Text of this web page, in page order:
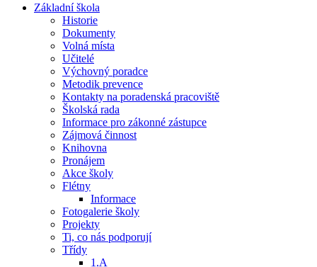
Základní škola
Historie
Dokumenty
Volná místa
Učitelé
Výchovný poradce
Metodik prevence
Kontakty na poradenská pracoviště
Školská rada
Informace pro zákonné zástupce
Zájmová činnost
Knihovna
Pronájem
Akce školy
Flétny
Informace
Fotogalerie školy
Projekty
Ti, co nás podporují
Třídy
1.A